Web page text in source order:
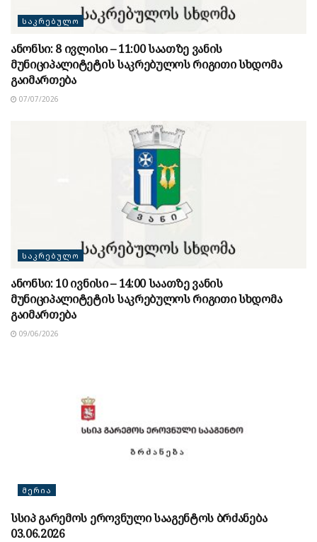
ᲡᲐᲙᲠᲔᲑᲣᲚᲝ
ანონსი: 8 ივლისი – 11:00 საათზე ვანის
მუნიციპალიტეტის საკრებულოს რიგითი სხდომა
გაიმართება
07/07/2026
ᲡᲐᲙᲠᲔᲑᲣᲚᲝ
ანონსი: 10 ივნისი – 14:00 საათზე ვანის
მუნიციპალიტეტის საკრებულოს რიგითი სხდომა
გაიმართება
09/06/2026
ᲛᲔᲠᲘᲐ
სსიპ გარემოს ეროვნული სააგენტოს ბრძანება
03.06.2026